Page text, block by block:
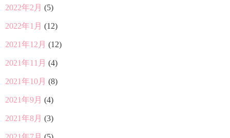
2022年2月 (5)
2022年1月 (12)
2021年12月 (12)
2021年11月 (4)
2021年10月 (8)
2021年9月 (4)
2021年8月 (3)